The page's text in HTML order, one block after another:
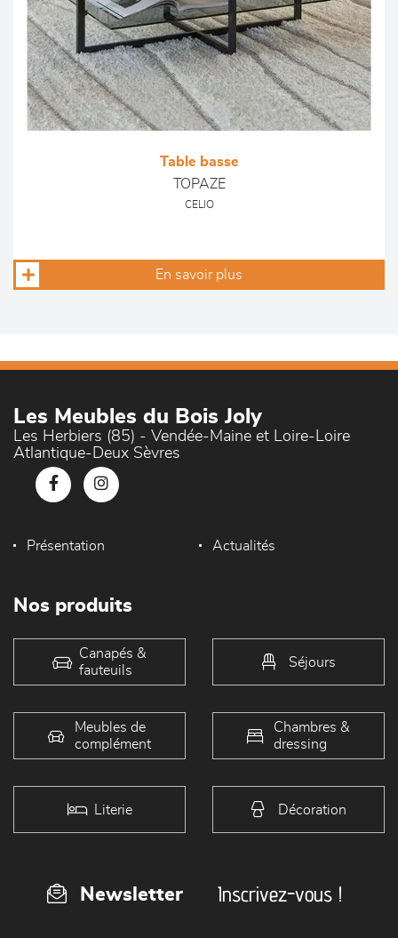
Table basse
TOPAZE
CELIO
En savoir plus
Les Meubles du Bois Joly
Les Herbiers (85) - Vendée-Maine et Loire-Loire
Atlantique-Deux Sèvres
Présentation Actualités
Nos produits
Canapés &
fauteuils
Séjours
Meubles de
complément
Chambres &
dressing
Literie Décoration
Newsletter Inscrivez-vous !